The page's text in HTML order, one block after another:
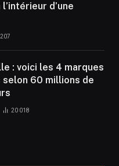
d’une
: voici les 4 marques
selon 60 millions de
20 018